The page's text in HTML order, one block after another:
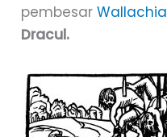
pembesarWallachia
Dracul.